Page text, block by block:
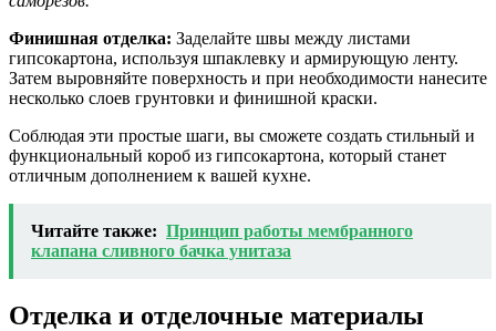
Финишная отделка: Заделайте швы между листами
гипсокартона, используя шпаклевку и армирующую ленту.
Затем выровняйте поверхность и при необходимости нанесите
несколько слоев грунтовки и финишной краски.
Соблюдая эти простые шаги, вы сможете создать стильный и
функциональный короб из гипсокартона, который станет
отличным дополнением к вашей кухне.
Читайте также: Принцип работы мембранного
клапана сливного бачка унитаза
Отделка и отделочные материалы